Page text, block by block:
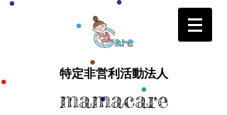
特定非営利活動法人
mamacare